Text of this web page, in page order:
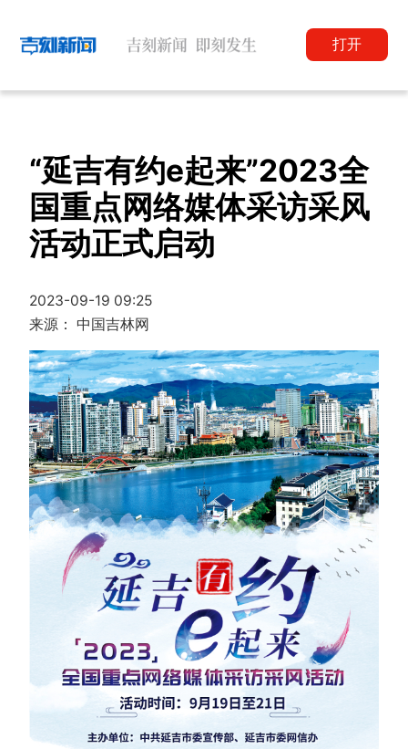
打开
“延吉有约e起来”2023全
国重点网络媒体采访采风
活动正式启动
2023-09-19 09:25
来源： 中国吉林网